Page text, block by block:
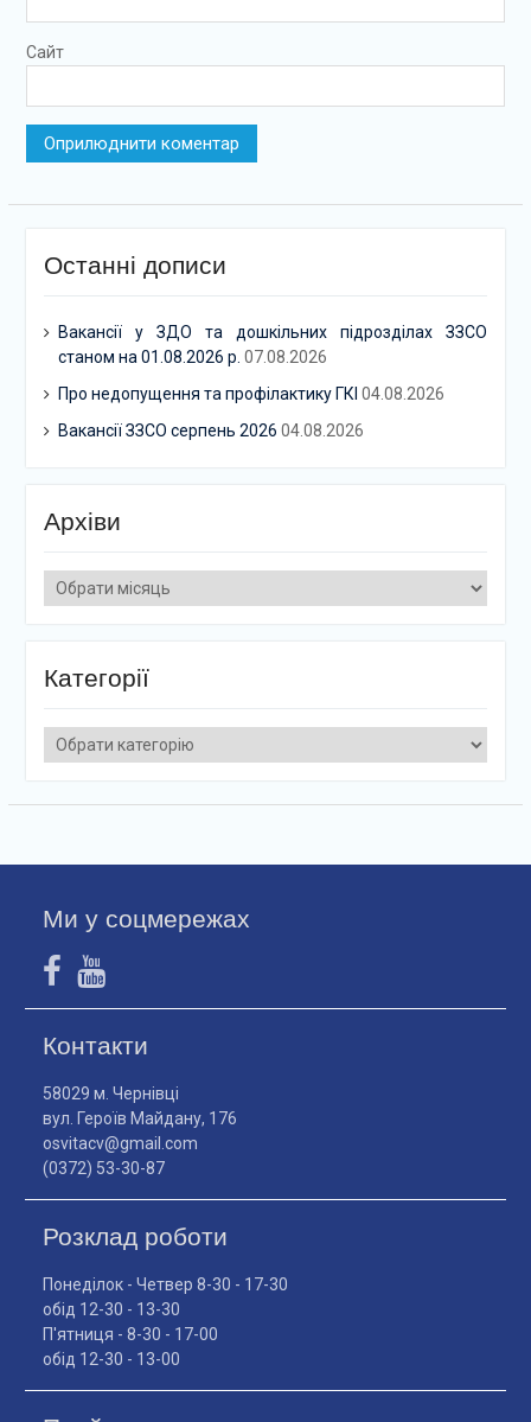
Сайт
Останні дописи
Вакансії у ЗДО та дошкільних підрозділах ЗЗСО
станом на 01.08.2026 р. 07.08.2026
Про недопущення та профілактику ГКІ 04.08.2026
Вакансії ЗЗСО серпень 2026 04.08.2026
Архіви
Архіви
Категорії
Категорії
Ми у соцмережах
Контакти
58029 м. Чернівці
вул. Героїв Майдану, 176
osvitacv@gmail.com
(0372) 53-30-87
Розклад роботи
Понеділок - Четвер 8-30 - 17-30
обід 12-30 - 13-30
П'ятниця - 8-30 - 17-00
обід 12-30 - 13-00